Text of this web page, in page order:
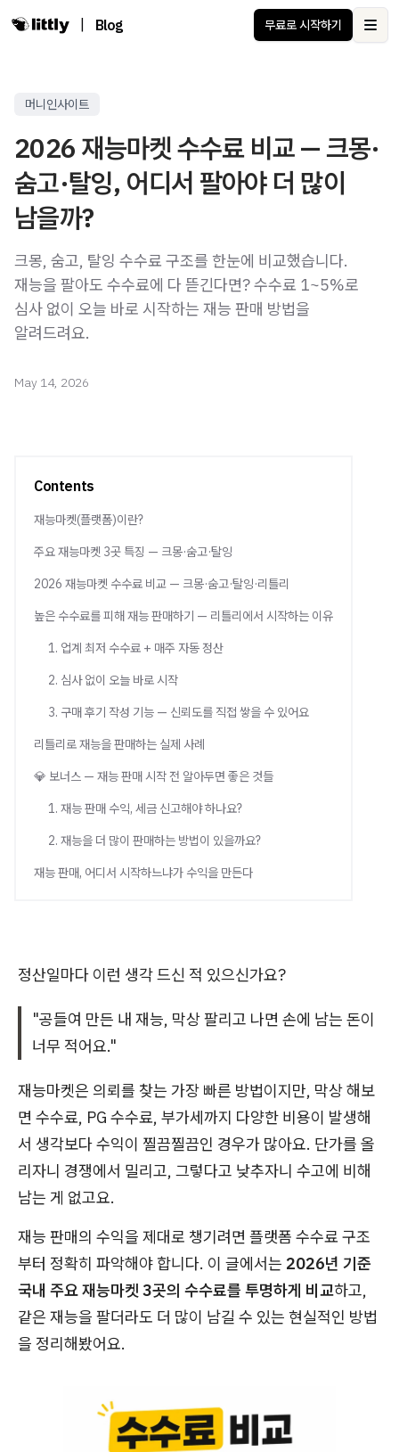
Blog 무료로 시작하기
머니인사이트
2026 재능마켓 수수료 비교 — 크몽·
숨고·탈잉, 어디서 팔아야 더 많이
남을까?
크몽, 숨고, 탈잉 수수료 구조를 한눈에 비교했습니다.
재능을 팔아도 수수료에 다 뜯긴다면? 수수료 1~5%로
심사 없이 오늘 바로 시작하는 재능 판매 방법을
알려드려요.
May 14, 2026
Contents
재능마켓(플랫폼)이란?
주요 재능마켓 3곳 특징 — 크몽·숨고·탈잉
2026 재능마켓 수수료 비교 — 크몽·숨고·탈잉·리틀리
높은 수수료를 피해 재능 판매하기 — 리틀리에서 시작하는 이유
1. 업계 최저 수수료 + 매주 자동 정산
2. 심사 없이 오늘 바로 시작
3. 구매 후기 작성 기능 — 신뢰도를 직접 쌓을 수 있어요
리틀리로 재능을 판매하는 실제 사례
💎 보너스 — 재능 판매 시작 전 알아두면 좋은 것들
1. 재능 판매 수익, 세금 신고해야 하나요?
2. 재능을 더 많이 판매하는 방법이 있을까요?
재능 판매, 어디서 시작하느냐가 수익을 만든다
정산일마다 이런 생각 드신 적 있으신가요?
"공들여 만든 내 재능, 막상 팔리고 나면 손에 남는 돈이
너무 적어요."
재능마켓은 의뢰를 찾는 가장 빠른 방법이지만, 막상 해보
면 수수료, PG 수수료, 부가세까지 다양한 비용이 발생해
서 생각보다 수익이 찔끔찔끔인 경우가 많아요. 단가를 올
리자니 경쟁에서 밀리고, 그렇다고 낮추자니 수고에 비해
남는 게 없고요.
재능 판매의 수익을 제대로 챙기려면 플랫폼 수수료 구조
부터 정확히 파악해야 합니다. 이 글에서는 2026년 기준
국내 주요 재능마켓 3곳의 수수료를 투명하게 비교하고,
같은 재능을 팔더라도 더 많이 남길 수 있는 현실적인 방법
을 정리해봤어요.